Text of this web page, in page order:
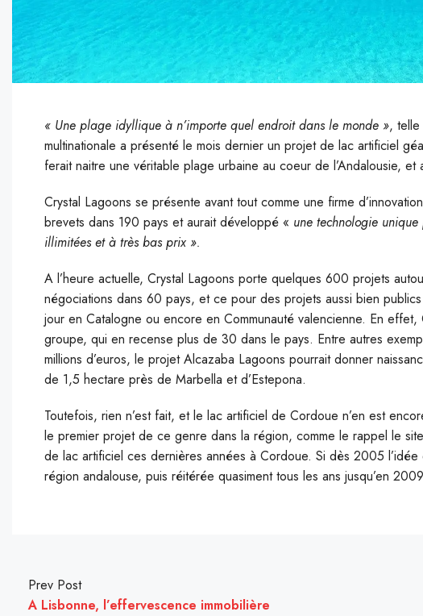
« Une plage idyllique à n’importe quel endroit dans le monde »,
multinationale a présenté le mois dernier un projet de lac artificiel
ferait naitre une véritable plage urbaine au coeur de l’Andalousie,
Crystal Lagoons se présente avant tout comme une firme
brevets dans 190 pays et aurait développé « une technologie
illimitées et à très bas prix ».
A l’heure actuelle, Crystal Lagoons porte quelques 600 projets
négociations dans 60 pays, et ce pour des projets aussi bien
jour en Catalogne ou encore en Communauté valencienne. En
groupe, qui en recense plus de 30 dans le pays. Entre autres
millions d’euros, le projet Alcazaba Lagoons pourrait donner
de 1,5 hectare près de Marbella et d’Estepona.
Toutefois, rien n’est fait, et le lac artificiel de Cordoue n’en est
le premier projet de ce genre dans la région, comme le rappel le site
de lac artificiel ces dernières années à Cordoue. Si dès 2005
région andalouse, puis réitérée quasiment tous les ans jusqu’en
Prev Post
A Lisbonne, l’effervescence immobilière